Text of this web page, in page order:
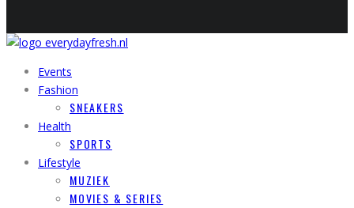
Events
Fashion
SNEAKERS
Health
SPORTS
Lifestyle
MUZIEK
MOVIES & SERIES